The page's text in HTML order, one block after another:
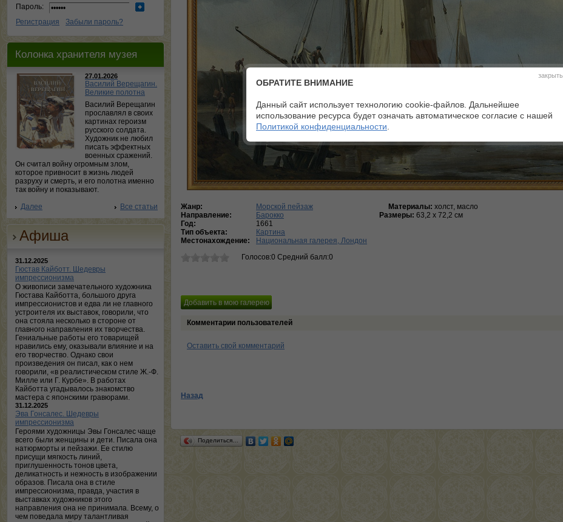
Пароль:
Регистрация
Забыли пароль?
Колонка хранителя музея
27.01.2026
Василий Верещагин.
Великие полотна
Василий Верещагин
прославлял в своих
картинах героизм
русского солдата.
Художник не любил
писать эффектных
военных сражений.
Он считал войну огромным злом,
которое привносит в жизнь людей
разруху и смерть, и его полотна именно
так войну и показывают.
Далее
Все статьи
Афиша
31.12.2025
Гюстав Кайботт. Шедевры
импрессионизма
О живописи замечательного художника
Гюстава Кайботта, большого друга
импрессионистов и едва ли не главного
устроителя их выставок, говорили, что
она стояла несколько в стороне от
главного направления их творчества.
Гениальные работы его товарищей
нравились ему, оказывали влияние и на
его творчество. Однако свои
произведения он писал, как о нем
говорили, «в реалистическом стиле Ж.-Ф.
Милле или Г. Курбе». В работах
Кайботта угадывалось знакомство
мастера с японскими гравюрами.
31.12.2025
Эва Гонсалес. Шедевры
импрессионизма
Героями художницы Эвы Гонсалес чаще
всего были женщины и дети. Писала она
натюрморты и пейзажи. Ее стилю
присущи мягкость линий,
приглушенность тонов цвета,
деликатность и нежность в изображении
образов. Писала она в стиле
импрессионизма, правда, участия в
выставках художников этого
направления она не принимала. Всему, о
чем поведала миру талантливая
Жанр:
Морской пейзаж
Направление:
Барокко
Год:
1661
Тип объекта:
Картина
Местонахождение:
Национальная галерея, Лондон
Голосов:0 Средний балл:0
Материалы: холст, масло
Размеры: 63,2 x 72,2 см
Комментарии пользователей
Оставить свой комментарий
Назад
Поделиться…
закрыть
ОБРАТИТЕ ВНИМАНИЕ
Данный сайт использует технологию cookie-файлов. Дальнейшее
использование ресурса будет означать автоматическое согласие с нашей
Политикой конфиденциальности